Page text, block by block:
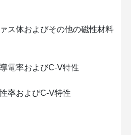
ス体およびその他の磁性材料
電率およびC-V特性
率およびC-V特性